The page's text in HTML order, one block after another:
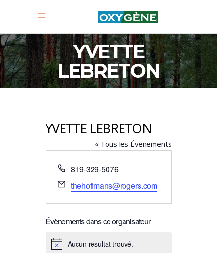
YVETTE
LEBRETON
YVETTE LEBRETON
« Tous les Évènements
Téléphone
819-329-5076
Email
thehoffmans@rogers.com
Évènements dans ce organisateur
NoticeAucun résultat trouvé.